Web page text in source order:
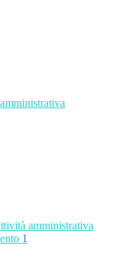
amministrativa
1